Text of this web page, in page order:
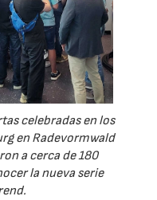
celebradas en los
en Radevormwald
a cerca de 180
la nueva serie